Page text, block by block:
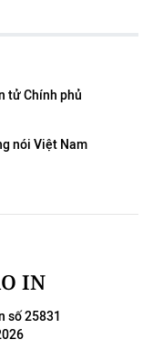
tử Chính phủ
nói Việt Nam
IN
số 25831